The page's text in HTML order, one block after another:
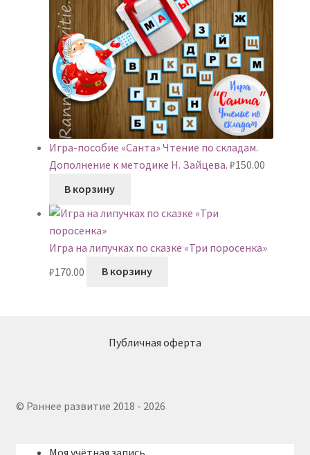
Игра-пособие «Санта» Чтение по складам.
Дополнение к методике Н. Зайцева. ₽150.00
В корзину
Игра на липучках по сказке «Три поросенка»
₽170.00 В корзину
Публичная оферта
© Раннее развитие 2018 - 2026
Моя учётная запись